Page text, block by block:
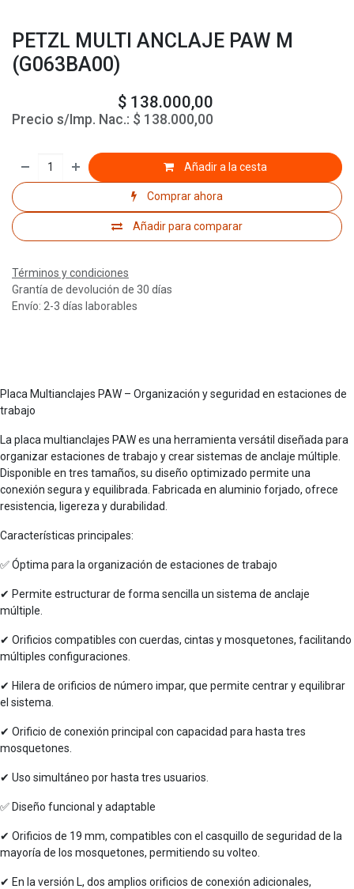
PETZL MULTI ANCLAJE PAW M
(G063BA00)
$ 138.000,00
Precio s/Imp. Nac.: $ 138.000,00
Añadir a la cesta
Comprar ahora
Añadir para comparar
Términos y condiciones
Grantía de devolución de 30 días
Envío: 2-3 días laborables
Placa Multianclajes PAW – Organización y seguridad en estaciones de
trabajo
La placa multianclajes PAW es una herramienta versátil diseñada para
organizar estaciones de trabajo y crear sistemas de anclaje múltiple.
Disponible en tres tamaños, su diseño optimizado permite una
conexión segura y equilibrada. Fabricada en aluminio forjado, ofrece
resistencia, ligereza y durabilidad.
Características principales:
✅ Óptima para la organización de estaciones de trabajo
✔ Permite estructurar de forma sencilla un sistema de anclaje
múltiple.
✔ Orificios compatibles con cuerdas, cintas y mosquetones, facilitando
múltiples configuraciones.
✔ Hilera de orificios de número impar, que permite centrar y equilibrar
el sistema.
✔ Orificio de conexión principal con capacidad para hasta tres
mosquetones.
✔ Uso simultáneo por hasta tres usuarios.
✅ Diseño funcional y adaptable
✔ Orificios de 19 mm, compatibles con el casquillo de seguridad de la
mayoría de los mosquetones, permitiendo su volteo.
✔ En la versión L, dos amplios orificios de conexión adicionales,